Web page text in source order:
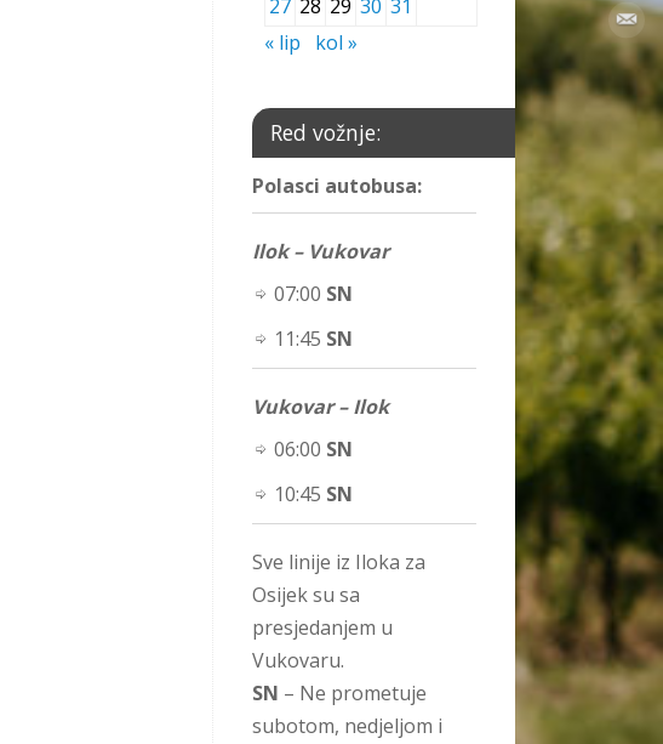
27 28 29 30 31
« lip
kol »
Red vožnje:
Polasci autobusa:
Ilok – Vukovar
07:00 SN
11:45 SN
Vukovar – Ilok
06:00 SN
10:45 SN
Sve linije iz Iloka za
Osijek su sa
presjedanjem u
Vukovaru.
SN – Ne prometuje
subotom, nedjeljom i